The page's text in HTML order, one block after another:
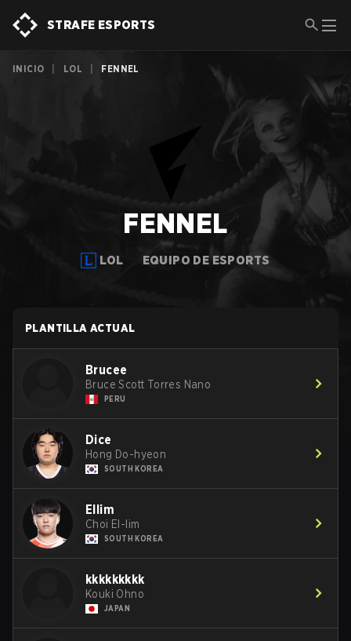
STRAFE ESPORTS
INICIO LOL FENNEL
FENNEL
LOL EQUIPO DE ESPORTS
PLANTILLA ACTUAL
Brucee
Bruce Scott Torres Nano
PERU
Dice
Hong Do-hyeon
SOUTH KOREA
Ellim
Choi El-lim
SOUTH KOREA
kkkkkkkkk
Kouki Ohno
JAPAN